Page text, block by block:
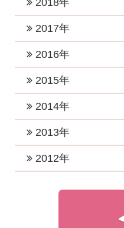
2025年1月 (2)
2024年4月 (2)
2024年3月 (2)
2024年2月 (1)
2023年2月 (2)
2023年1月 (5)
2022年7月 (4)
2022年6月 (1)
2022年4月 (1)
2022年3月 (1)
2022年2月 (2)
2022年1月 (2)
2021年7月 (1)
2021年6月 (4)
2021年5月 (1)
2021年2月 (2)
2021年1月 (3)
2020年10月 (2)
2020年8月 (3)
2020年7月 (2)
2020年5月 (2)
2020年3月 (4)
2020年2月 (1)
2020年1月 (4)
2019年10月 (3)
2019年7月 (3)
2019年5月 (1)
2019年4月 (2)
2019年2月 (4)
2019年1月 (3)
2018年
2018年12月 (2)
2018年10月 (1)
2018年8月 (3)
2018年7月 (1)
2018年6月 (2)
2018年4月 (2)
2018年3月 (3)
2017年
2017年12月 (3)
2017年10月 (4)
2017年9月 (4)
2017年8月 (3)
2017年7月 (6)
2017年5月 (6)
2016年
2016年12月 (4)
2016年10月 (4)
2016年9月 (3)
2016年8月 (3)
2015年
2015年12月 (2)
2015年10月 (1)
2015年9月 (1)
2014年
2014年12月 (2)
2014年4月 (1)
2014年3月 (2)
2013年
2013年11月 (1)
2012年